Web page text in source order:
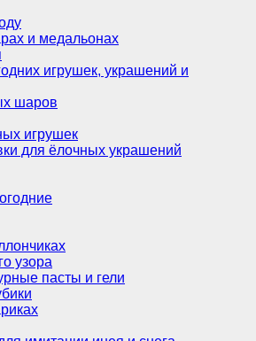
и медальонах
игрушек, украшений и
шаров
игрушек
для ёлочных украшений
узора
пасты и гели